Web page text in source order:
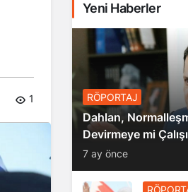
1
Yeni Haberler
RÖPORTAJ
Dahlan,
Devirmeye mi
7 ay önce